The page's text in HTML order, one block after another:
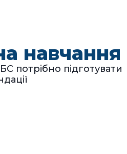
навчання
потрібно підготувати